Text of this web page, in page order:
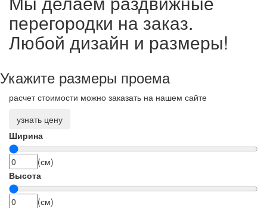
перегородки на заказ.
Любой дизайн и размеры!
Укажите размеры проема
расчет стоимости можно заказать на нашем сайте
узнать цену
Ширина
(см)
Высота
(см)